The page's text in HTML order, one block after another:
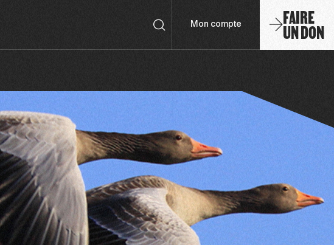
Mon compte FAIRE
UN DON